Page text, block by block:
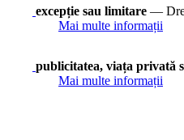
excepție sau limitare —
Mai multe informații
publicitatea, viața privată
Mai multe informații